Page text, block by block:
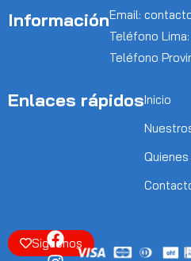
InformaciónEmail:
Teléfono
Teléfono
Enlaces rápidosInicio
Siguenos